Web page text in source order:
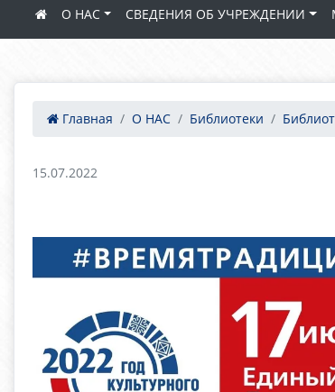
О НАС СВЕДЕНИЯ ОБ УЧРЕЖДЕНИИ
Главная О НАС Библиотеки
15.07.2022